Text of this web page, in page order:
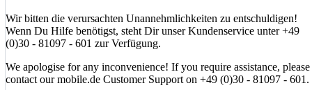
Wir bitten die verursachten Unannehmlichkeiten zu entschuldigen!
Wenn Du Hilfe benötigst, steht Dir unser Kundenservice unter +49
(0)30 - 81097 - 601 zur Verfügung.
We apologise for any inconvenience! If you require assistance, please
contact our mobile.de Customer Support on +49 (0)30 - 81097 - 601.